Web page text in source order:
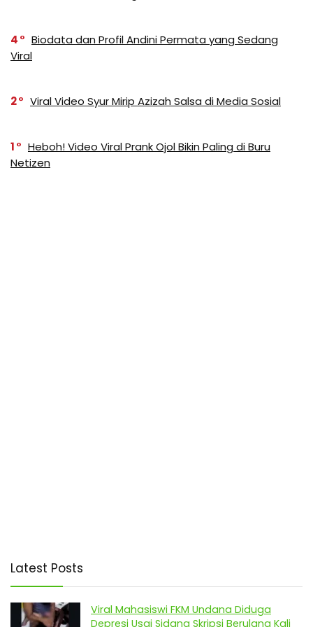
4
Biodata dan Profil Andini Permata yang Sedang
Viral
2 Viral Video Syur Mirip Azizah Salsa di Media Sosial
1
Heboh! Video Viral Prank Ojol Bikin Paling di Buru
Netizen
Latest Posts
Viral Mahasiswi FKM Undana Diduga
Depresi Usai Sidang Skripsi Berulang Kali